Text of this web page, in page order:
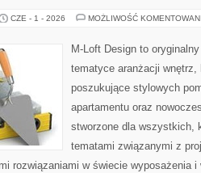
CZE - 1 - 2026 MOŻLIWOŚĆ
M-Loft Design to
tematyce aranżacji
poszukujące stylowych
apartamentu oraz
stworzone dla wszystkich,
tematami związanymi z
rozwiązaniami w świecie wyposażenia